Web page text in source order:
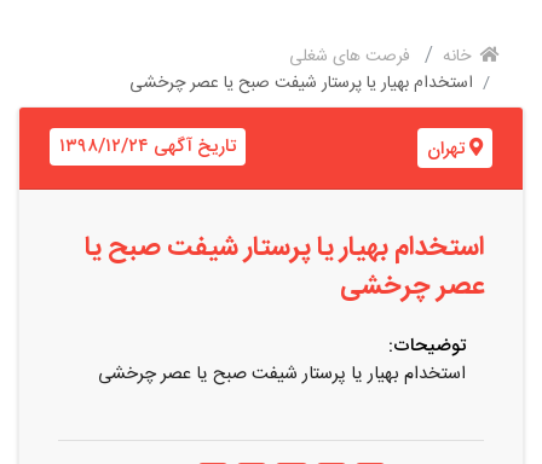
خانه
فرصت های شغلی
استخدام بهیار یا پرستار شیفت صبح یا عصر چرخشی
تهران تاریخ آگهی ۱۳۹۸/۱۲/۲۴
استخدام بهیار یا پرستار شیفت صبح یا
عصر چرخشی
توضیحات:
استخدام بهیار یا پرستار شیفت صبح یا عصر چرخشی